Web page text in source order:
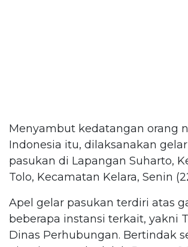
Menyambut kedatangan orang
Indonesia itu, dilaksanakan gelar
pasukan di Lapangan Suharto,
Tolo, Kecamatan Kelara, Senin
Apel gelar pasukan terdiri atas
beberapa instansi terkait, yakni
Dinas Perhubungan. Bertindak